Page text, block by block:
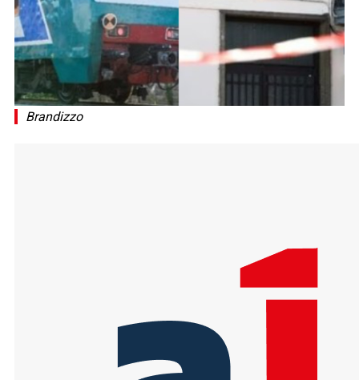
Brandizzo